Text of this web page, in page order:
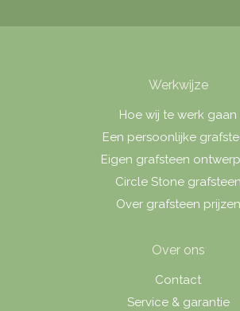
Werkwijze
Hoe wij te werk gaan
Een persoonlijke
Eigen grafsteen
Circle Stone grafsteen
Over grafsteen prijzen
Over ons
Contact
Service & garantie